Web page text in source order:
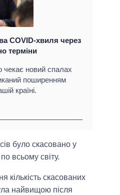
COVID-хвиля через
терміни
чекає новий спалах
поширенням
країні.
було скасовано у
всьому світу.
кількість скасованих
найвищою після